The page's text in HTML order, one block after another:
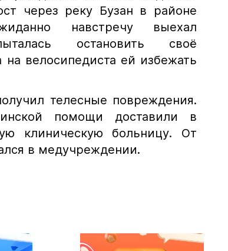
через реку Бузан в районе
навстречу выехал
остановить своё
на велосипедиста ей избежать
телесные повреждения.
помощи доставили в
клиническую больницу. От
в медучреждении.